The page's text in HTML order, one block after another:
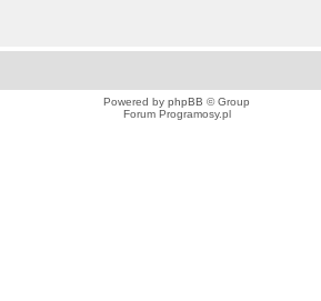
Powered by phpBB © Group
Forum Programosy.pl